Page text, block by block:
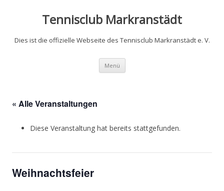
Tennisclub Markranstädt
Dies ist die offizielle Webseite des Tennisclub Markranstädt e. V.
Menü
« Alle Veranstaltungen
Diese Veranstaltung hat bereits stattgefunden.
Weihnachtsfeier